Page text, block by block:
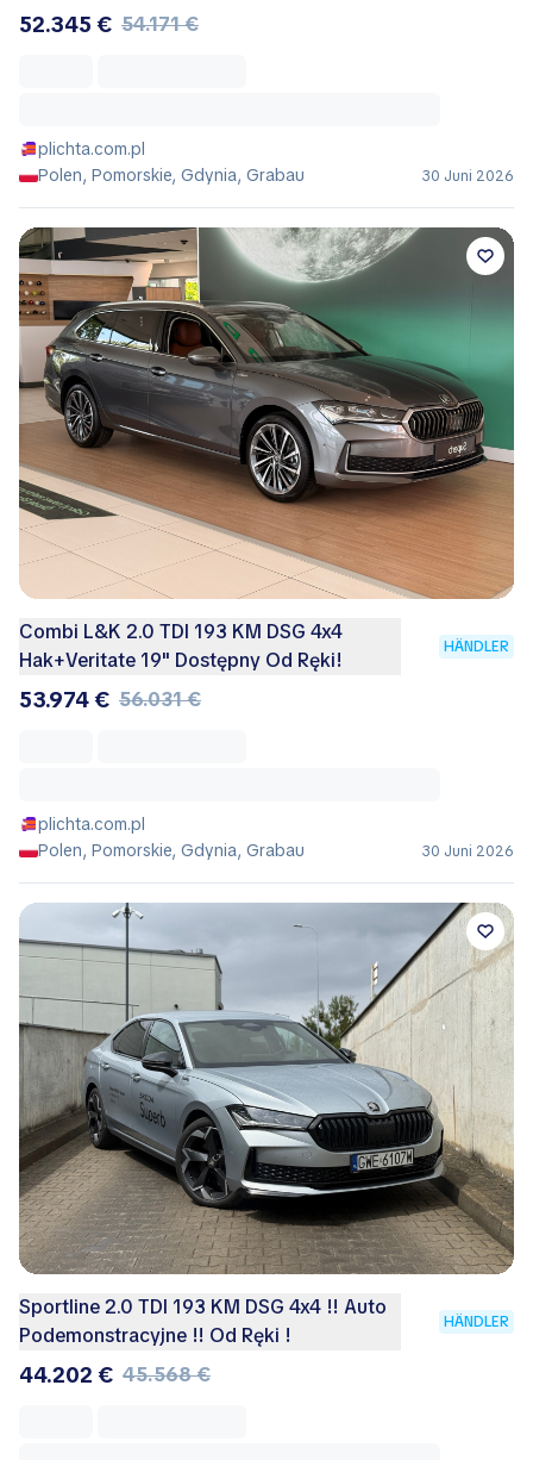
52.345 € 54.171 €
plichta.com.pl
Polen, Pomorskie, Gdynia, Grabau
30 Juni 2026
Combi L&K 2.0 TDI 193 KM DSG 4x4
Hak+Veritate 19" Dostępny Od Ręki!
HÄNDLER
53.974 € 56.031 €
plichta.com.pl
Polen, Pomorskie, Gdynia, Grabau
30 Juni 2026
Sportline 2.0 TDI 193 KM DSG 4x4 !! Auto
Podemonstracyjne !! Od Ręki !
HÄNDLER
44.202 € 45.568 €